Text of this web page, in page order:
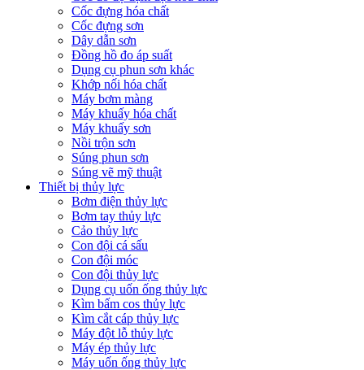
Cốc đựng hóa chất
Cốc đựng sơn
Dây dẫn sơn
Đồng hồ đo áp suất
Dụng cụ phun sơn khác
Khớp nối hóa chất
Máy bơm màng
Máy khuấy hóa chất
Máy khuấy sơn
Nồi trộn sơn
Súng phun sơn
Súng vẽ mỹ thuật
Thiết bị thủy lực
Bơm điện thủy lực
Bơm tay thủy lực
Cảo thủy lực
Con đội cá sấu
Con đội móc
Con đội thủy lực
Dụng cụ uốn ống thủy lực
Kìm bấm cos thủy lực
Kìm cắt cáp thủy lực
Máy đột lỗ thủy lực
Máy ép thủy lực
Máy uốn ống thủy lực